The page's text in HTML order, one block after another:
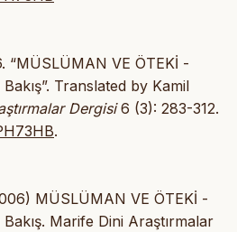
“MÜSLÜMAN VE ÖTEKİ -
Translated by Kamil
Dergisi6 (3): 283-312.
.
MÜSLÜMAN VE ÖTEKİ -
Marife Dini Araştırmalar